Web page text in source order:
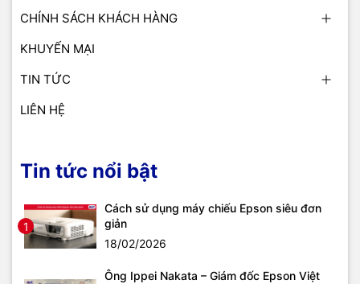
CHÍNH SÁCH KHÁCH HÀNG
KHUYẾN MẠI
TIN TỨC
LIÊN HỆ
Tin tức nổi bật
1
Cách sử dụng máy chiếu Epson siêu đơn
giản
18/02/2026
Ông Ippei Nakata – Giám đốc Epson Việt